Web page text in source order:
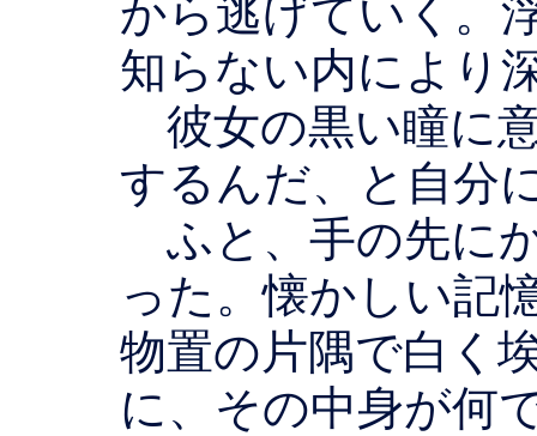
から逃げていく。
知らない内により
彼女の黒い瞳に
するんだ、と自分
ふと、手の先に
った。懐かしい記
物置の片隅で白く
に、その中身が何